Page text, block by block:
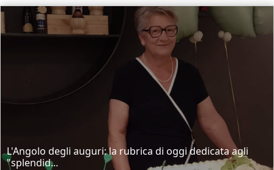
L'Angolo degli auguri: la rubrica di oggi dedicata agli
"splendid...